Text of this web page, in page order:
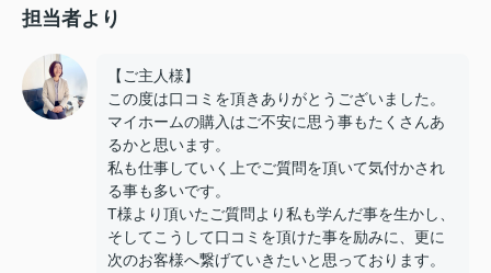
担当者より
【ご主人様】
この度は口コミを頂きありがとうございました。
マイホームの購入はご不安に思う事もたくさんあ
るかと思います。
私も仕事していく上でご質問を頂いて気付かされ
る事も多いです。
T様より頂いたご質問より私も学んだ事を生かし、
そしてこうして口コミを頂けた事を励みに、更に
次のお客様へ繋げていきたいと思っております。